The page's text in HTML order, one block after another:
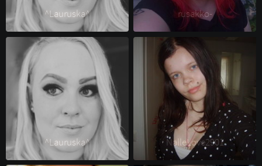
^Lauruska^ rusakko-
^Lauruska^ NalleLove2901